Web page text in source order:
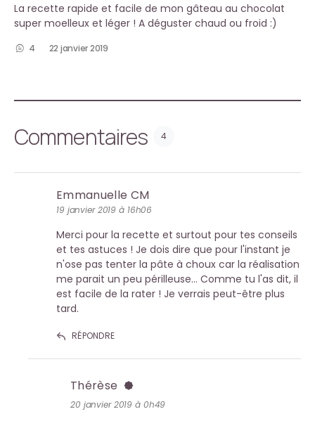
La recette rapide et facile de mon gâteau au chocolat
super moelleux et léger ! A déguster chaud ou froid :)
4 22 janvier 2019
Commentaires 4
Emmanuelle CM
19 janvier 2019 à 16h06
Merci pour la recette et surtout pour tes conseils
et tes astuces ! Je dois dire que pour l'instant je
n'ose pas tenter la pâte à choux car la réalisation
me parait un peu périlleuse… Comme tu l'as dit, il
est facile de la rater ! Je verrais peut-être plus
tard.
RÉPONDRE
Thérèse
20 janvier 2019 à 0h49